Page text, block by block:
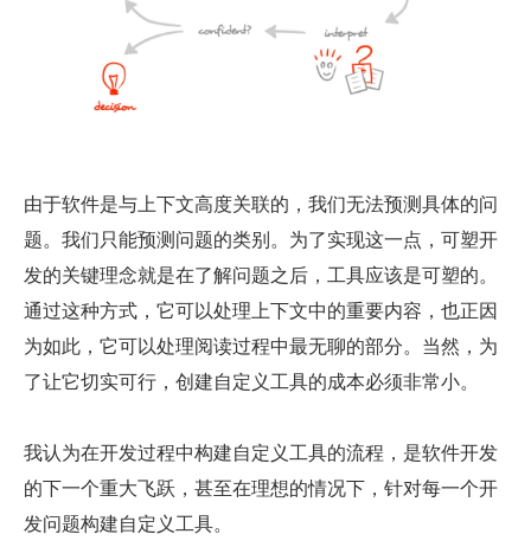
由于软件是与上下文高度关联的，我们无法预测具体的问
题。我们只能预测问题的类别。为了实现这一点，可塑开
发的关键理念就是在了解问题之后，工具应该是可塑的。
通过这种方式，它可以处理上下文中的重要内容，也正因
为如此，它可以处理阅读过程中最无聊的部分。当然，为
了让它切实可行，创建自定义工具的成本必须非常小。
我认为在开发过程中构建自定义工具的流程，是软件开发
的下一个重大飞跃，甚至在理想的情况下，针对每一个开
发问题构建自定义工具。